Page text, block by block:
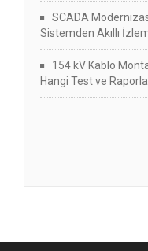
SCADA
Sistemden Akıllı
154 kV Kablo
Hangi Test ve